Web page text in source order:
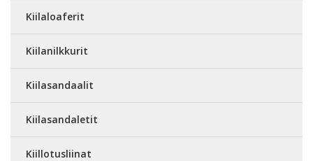
Kiilaloaferit
Kiilanilkkurit
Kiilasandaalit
Kiilasandaletit
Kiillotusliinat